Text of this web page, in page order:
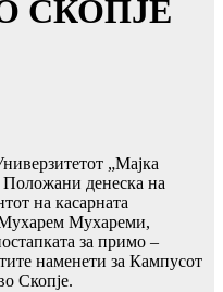
СКОПЈЕ
„Мајка
Положани денеска на
на касарната
Мухареми,
за примо –
наменети за Кампусот
Скопје.